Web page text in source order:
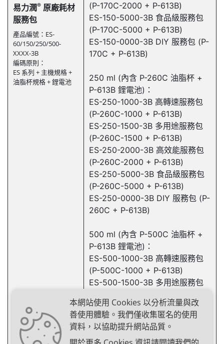
易力潤® 原廠耗材
服務包
產品編號：ES-
60/150/250/500-
XXXX-3B
編碼原則：
ES 系列 + 主機規格 +
油脂杯規格 + 鋰電池
(P-170C-2000 + P-613B)
ES-150-5000-3B 食品級服務包
(P-170C-5000 + P-613B)
ES-150-0000-3B DIY 服務包 (P-
170C + P-613B)
250 ml (內含 P-260C 油脂杯 +
P-613B 鋰電池)：
ES-250-1000-3B 高轉速服務包
(P-260C-1000 + P-613B)
ES-250-1500-3B 多用途服務包
(P-260C-1500 + P-613B)
ES-250-2000-3B 高效能服務包
(P-260C-2000 + P-613B)
ES-250-5000-3B 食品級服務包
(P-260C-5000 + P-613B)
ES-250-0000-3B DIY 服務包 (P-
260C + P-613B)
500 ml (內含 P-500C 油脂杯 +
P-613B 鋰電池)：
ES-500-1000-3B 高轉速服務包
(P-500C-1000 + P-613B)
ES-500-1500-3B 多用途服務包
ES-500-2000-3B 高效能服務包
(P-500C-2000 + P-613B)
ES-500-5000-3B 食品級服務包
本網站使用 Cookies 以分析流量與改
善使用體驗。我們僅收集匿名的使用
資料，以協助提升網站品質。